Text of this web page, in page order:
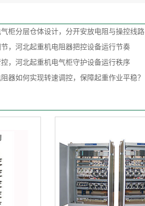
柜分层仓体设计，分开安放电阻与操控线路
，河北起重机电阻器把控设备运行节奏
，河北起重机电气柜守护设备运行秩序
器如何实现转速调控，保障起重作业平稳？